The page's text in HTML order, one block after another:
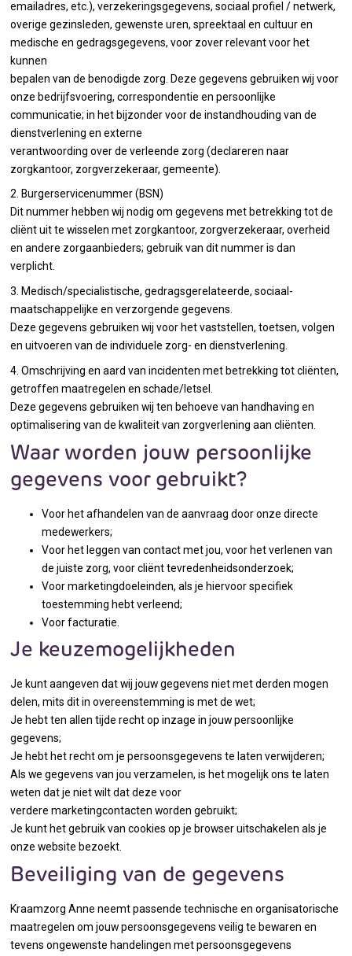
emailadres, etc.), verzekeringsgegevens, sociaal profiel / netwerk,
overige gezinsleden, gewenste uren, spreektaal en cultuur en
medische en gedragsgegevens, voor zover relevant voor het
kunnen
bepalen van de benodigde zorg. Deze gegevens gebruiken wij voor
onze bedrijfsvoering, correspondentie en persoonlijke
communicatie; in het bijzonder voor de instandhouding van de
dienstverlening en externe
verantwoording over de verleende zorg (declareren naar
zorgkantoor, zorgverzekeraar, gemeente).
2. Burgerservicenummer (BSN)
Dit nummer hebben wij nodig om gegevens met betrekking tot de
cliënt uit te wisselen met zorgkantoor, zorgverzekeraar, overheid
en andere zorgaanbieders; gebruik van dit nummer is dan
verplicht.
3. Medisch/specialistische, gedragsgerelateerde, sociaal-
maatschappelijke en verzorgende gegevens.
Deze gegevens gebruiken wij voor het vaststellen, toetsen, volgen
en uitvoeren van de individuele zorg- en dienstverlening.
4. Omschrijving en aard van incidenten met betrekking tot cliënten,
getroffen maatregelen en schade/letsel.
Deze gegevens gebruiken wij ten behoeve van handhaving en
optimalisering van de kwaliteit van zorgverlening aan cliënten.
Waar worden jouw persoonlijke
gegevens voor gebruikt?
Voor het afhandelen van de aanvraag door onze directe
medewerkers;
Voor het leggen van contact met jou, voor het verlenen van
de juiste zorg, voor cliënt tevredenheidsonderzoek;
Voor marketingdoeleinden, als je hiervoor specifiek
toestemming hebt verleend;
Voor facturatie.
Je keuzemogelijkheden
Je kunt aangeven dat wij jouw gegevens niet met derden mogen
delen, mits dit in overeenstemming is met de wet;
Je hebt ten allen tijde recht op inzage in jouw persoonlijke
gegevens;
Je hebt het recht om je persoonsgegevens te laten verwijderen;
Als we gegevens van jou verzamelen, is het mogelijk ons te laten
weten dat je niet wilt dat deze voor
verdere marketingcontacten worden gebruikt;
Je kunt het gebruik van cookies op je browser uitschakelen als je
onze website bezoekt.
Beveiliging van de gegevens
Kraamzorg Anne neemt passende technische en organisatorische
maatregelen om jouw persoonsgegevens veilig te bewaren en
tevens ongewenste handelingen met persoonsgegevens